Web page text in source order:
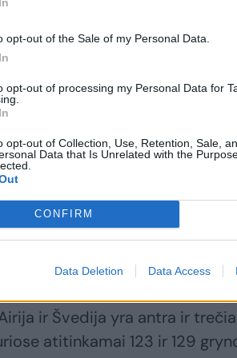
opt-out of the Sale of my Personal Data.
opt-out of processing my Personal Data for
opt-out of Collection, Use, Retention, Sale,
Data that Is Unrelated with the
CONFIRM
Data Deletion Data Access
šalyse labai skiriasi,
rinką per tai, kiek
šalyse“, – rašoma
remiantis duomenimis,
pajamas, infliaciją ir
palūkanų normas,
ilgiausiai taupyti būstui?
ir Švedija yra antra ir
atitinkamai 123 ir 129